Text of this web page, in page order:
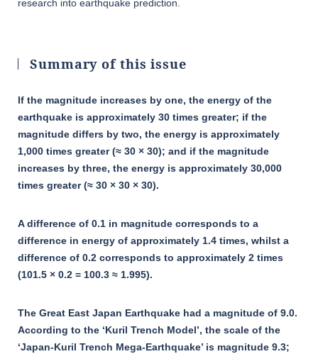
research into earthquake prediction.
Summary of this issue
If the magnitude increases by one, the energy of the
earthquake is approximately 30 times greater; if the
magnitude differs by two, the energy is approximately
1,000 times greater (≈ 30 × 30); and if the magnitude
increases by three, the energy is approximately 30,000
times greater (≈ 30 × 30 × 30).
A difference of 0.1 in magnitude corresponds to a
difference in energy of approximately 1.4 times, whilst a
difference of 0.2 corresponds to approximately 2 times
(101.5 × 0.2 = 100.3 ≈ 1.995).
The Great East Japan Earthquake had a magnitude of 9.0.
According to the ‘Kuril Trench Model’, the scale of the
‘Japan-Kuril Trench Mega-Earthquake’ is magnitude 9.3;